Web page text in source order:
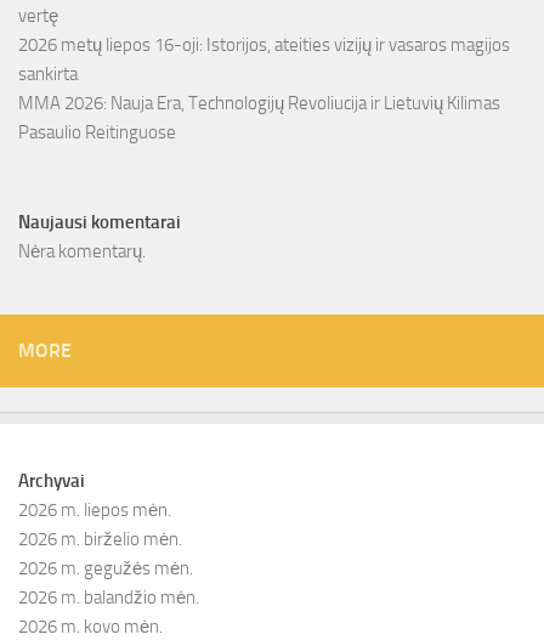
vertę
2026 metų liepos 16-oji: Istorijos, ateities vizijų ir vasaros magijos
sankirta
MMA 2026: Nauja Era, Technologijų Revoliucija ir Lietuvių Kilimas
Pasaulio Reitinguose
Naujausi komentarai
Nėra komentarų.
MORE
Archyvai
2026 m. liepos mėn.
2026 m. birželio mėn.
2026 m. gegužės mėn.
2026 m. balandžio mėn.
2026 m. kovo mėn.